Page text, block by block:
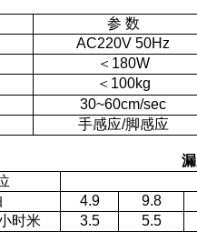
参 数
AC220V 50Hz
＜180W
＜100kg
30~60cm/sec
手感应/脚感应
4.9 9.8
时米 3.5 5.5